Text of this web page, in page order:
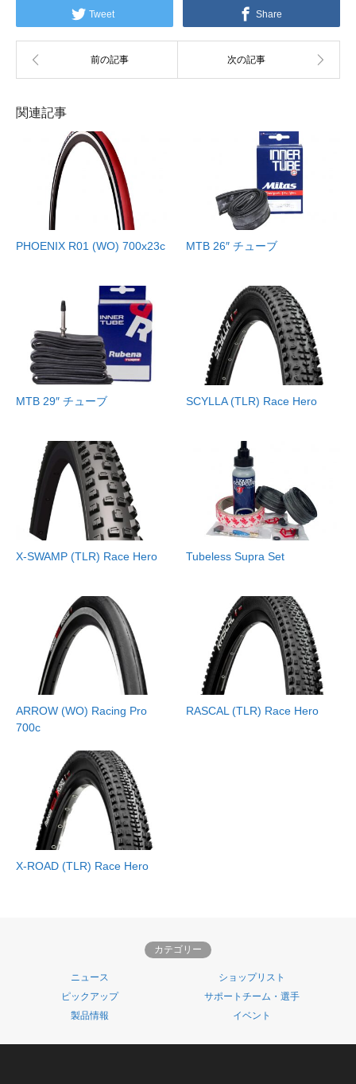
Tweet Share
関連記事
PHOENIX R01 (WO) 700x23c MTB 26″ チューブ
MTB 29″ チューブ SCYLLA (TLR) Race Hero
X-SWAMP (TLR) Race Hero Tubeless Supra Set
ARROW (WO) Racing Pro
700c
RASCAL (TLR) Race Hero
X-ROAD (TLR) Race Hero
カテゴリー
ニュース
ショップリスト
ピックアップ
サポートチーム・選手
製品情報
イベント